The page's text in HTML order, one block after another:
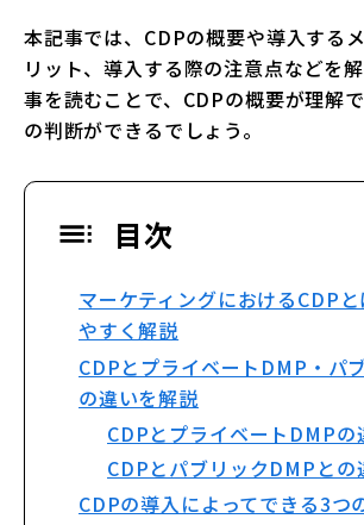
本記事では、CDPの概要や導入する
リット、導入する際の注意点などを
事を読むことで、CDPの概要が理解
の判断ができるでしょう。
目次
マーケティングにおけるCDP
やすく解説
CDPとプライベートDMP・パ
の違いを解説
CDPとプライベートDMPの
CDPとパブリックDMPとの
CDPの導入によってできる3つ